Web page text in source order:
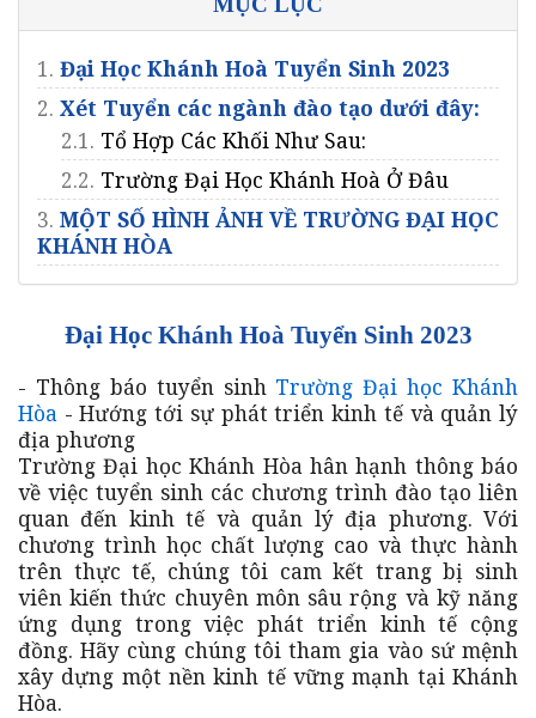
1. Đại Học Khánh Hoà Tuyển Sinh 2023
2. Xét Tuyển các ngành đào tạo dưới đây:
2.1. Tổ Hợp Các Khối Như Sau:
2.2. Trường Đại Học Khánh Hoà Ở Đâu
3. MỘT SỐ HÌNH ẢNH VỀ TRƯỜNG ĐẠI HỌC
KHÁNH HÒA
Đại Học Khánh Hoà Tuyển Sinh 2023
- Thông báo tuyển sinh Trường Đại học Khánh
Hòa - Hướng tới sự phát triển kinh tế và quản lý
địa phương
Trường Đại học Khánh Hòa hân hạnh thông báo
về việc tuyển sinh các chương trình đào tạo liên
quan đến kinh tế và quản lý địa phương. Với
chương trình học chất lượng cao và thực hành
trên thực tế, chúng tôi cam kết trang bị sinh
viên kiến thức chuyên môn sâu rộng và kỹ năng
ứng dụng trong việc phát triển kinh tế cộng
đồng. Hãy cùng chúng tôi tham gia vào sứ mệnh
xây dựng một nền kinh tế vững mạnh tại Khánh
Hòa.